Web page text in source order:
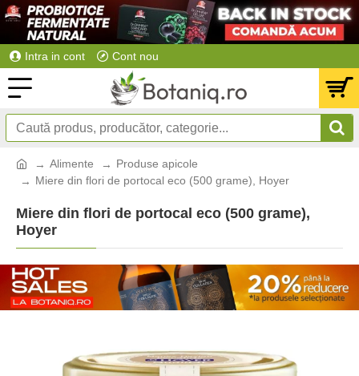
Intra in cont Cont nou
Alimente
Produse apicole
Miere din flori de portocal eco (500 grame), Hoyer
Miere din flori de portocal eco (500 grame),
Hoyer